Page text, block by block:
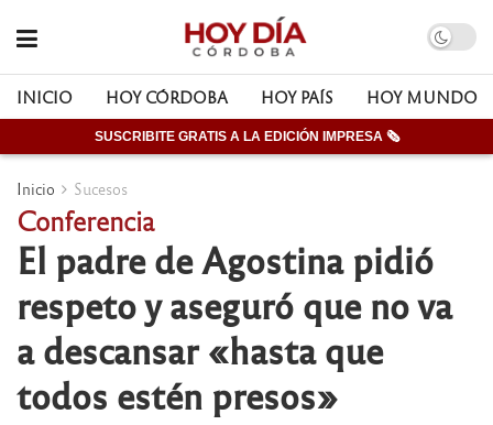
INICIO HOY CÓRDOBA HOY PAÍS HOY MUNDO
SUSCRIBITE GRATIS A LA EDICIÓN IMPRESA 🗞
Inicio Sucesos
Conferencia
El padre de Agostina pidió
respeto y aseguró que no va
a descansar «hasta que
todos estén presos»